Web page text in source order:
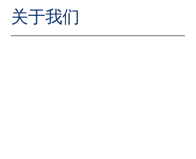
关于我们